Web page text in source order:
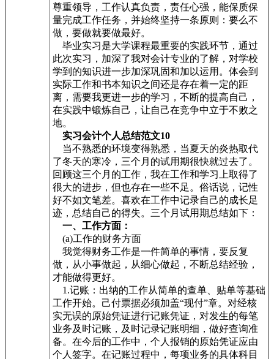
尊重领导，工作认真负责，责任心强，能保质保
量完成工作任务，并始终坚持一条原则：要么不
做，要做就要做最好。
毕业实习是大学课程最重要的实践环节，通过
此次实习，加深了我对会计专业的了解，对学校
学到的知识进一步加深巩固和加以运用。体会到
实际工作和书本知识之间还是存在着一定的距
离，需要我更进一步的学习，不断的提高自己，
在实践中锻炼自己，让自己在竞争中立于不败之
地。
实习会计个人总结范文10
当不熟悉的环境变得熟悉，当夏天的炎热取代
了冬天的寒冷，三个月的试用期很快就过去了。
回顾这三个月的工作，我在工作和学习上取得了
很大的进步，但也存在一些不足。俗话说，记性
好不如文笔差。喜欢在工作中记录自己的成长足
迹，总结自己的得失。三个月试用期总结如下：
一、工作方面：
(a)工作的财务方面
我觉得财务工作是一件简单的事情，要反复
做，从小事做起，从细心做起，不断总结经验，
才能做得更好。
1.记账：出纳的工作从简单的查单、贴单等基础
工作开始。己付票据必须加盖“现付”章。对经核
实无误的原始凭证进行记账凭证，对发生的每笔
业务及时记账，及时记录记账明细，做好查询准
备。在今后的工作中，个人报销的原始凭证应由
个人签字。在记账过程中，每项业务的具体科目